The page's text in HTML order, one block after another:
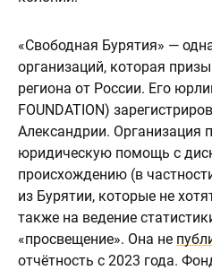
«Свободная Бурятия» —
организаций, которая
региона от России. Его
FOUNDATION)
Александрии. Организация
юридическую помощь с
происхождению (в
из Бурятии, которые не
также на ведение
«просвещение». Она не
отчётность с 2023 года.